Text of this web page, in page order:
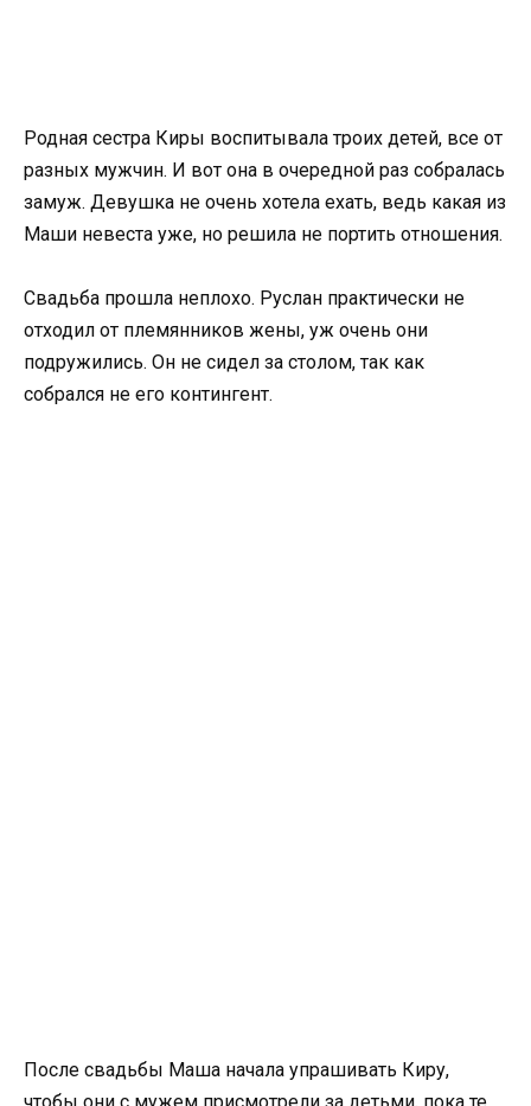
Родная сестра Киры воспитывала троих детей, все от
разных мужчин. И вот она в очередной раз собралась
замуж. Девушка не очень хотела ехать, ведь какая из
Маши невеста уже, но решила не портить отношения.
Свадьба прошла неплохо. Руслан практически не
отходил от племянников жены, уж очень они
подружились. Он не сидел за столом, так как
собрался не его контингент.
После свадьбы Маша начала упрашивать Киру,
чтобы они с мужем присмотрели за детьми, пока те